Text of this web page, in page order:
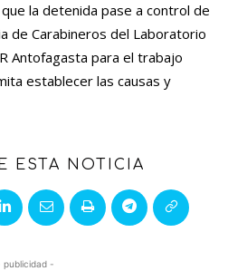
la detenida pase a control de
de Carabineros del Laboratorio
Antofagasta para el trabajo
establecer las causas y
ESTA NOTICIA
publicidad -